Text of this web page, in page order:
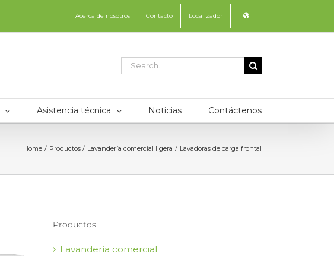
Acerca de nosotros Contacto Localizador
Search
Asistencia técnica Noticias Contáctenos
Home Productos Lavandería comercial ligera Lavadoras de carga frontal
Productos
Lavandería comercial